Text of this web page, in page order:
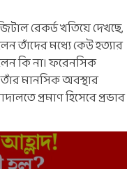
রেকর্ড খতিয়ে দেখছে,
তাঁদের মধ্যে কেউ হত্যার
কি না। ফরেনসিক
মানসিক অবস্থার
প্রমাণ হিসেবে প্রভাব